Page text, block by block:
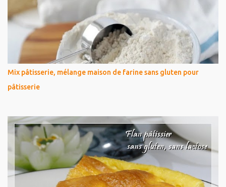
Mix pâtisserie, mélange maison de farine sans gluten pour
pâtisserie